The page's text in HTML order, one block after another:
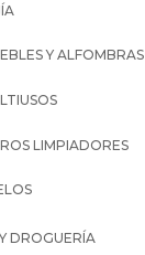
Y ALFOMBRAS
LIMPIADORES
DROGUERÍA